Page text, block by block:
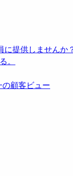
提供しませんか
。
の顧客ビュー